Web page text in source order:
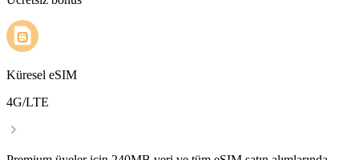
Küresel eSIM
4G/LTE